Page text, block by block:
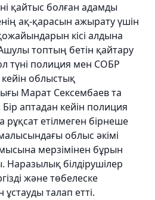
қайтыс болған адамды
ақ-қарасын ажырату үшін
кісі алдына
топтың бетін қайтару
түні полиция мен СОБР
облыстық
Марат Сексембаев та
аптадан кейін полиция
рұқсат етілмеген бірнеше
облыс әкімі
мерзімінен бұрын
білдірушілер
және төбелеске
ұстауды талап етті.